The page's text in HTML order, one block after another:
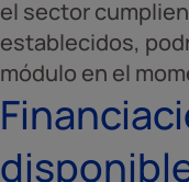
el sector
establecidos,
módulo en el